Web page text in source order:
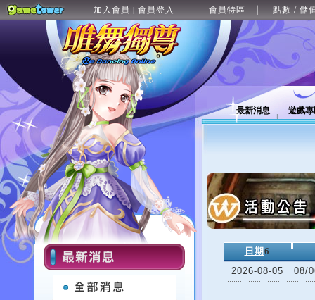
加入會員 | 會員登入 會員特區 點數 / 儲
最新消息 遊戲
日期 6
2026-08-05
08/